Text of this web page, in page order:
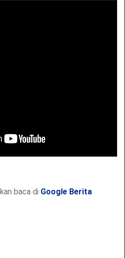
baca di Google Berita